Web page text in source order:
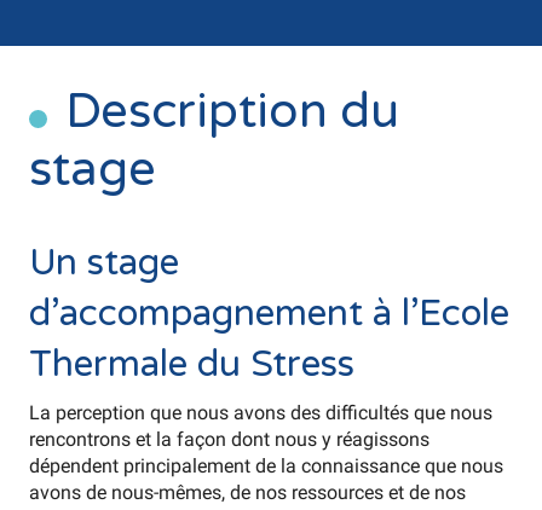
Description du
stage
Un stage
d’accompagnement à l’Ecole
Thermale du Stress
La perception que nous avons des difficultés que nous
rencontrons et la façon dont nous y réagissons
dépendent principalement de la connaissance que nous
avons de nous-mêmes, de nos ressources et de nos